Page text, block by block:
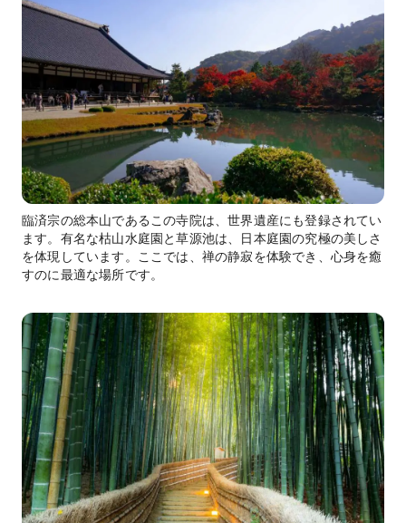
臨済宗の総本山であるこの寺院は、世界遺産にも登録されてい
ます。有名な枯山水庭園と草源池は、日本庭園の究極の美しさ
を体現しています。ここでは、禅の静寂を体験でき、心身を癒
すのに最適な場所です。